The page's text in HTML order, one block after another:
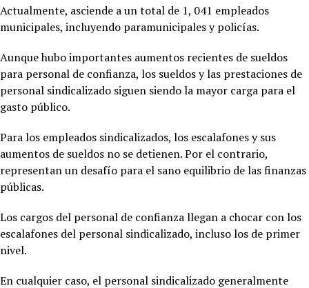
Actualmente, asciende a un total de 1, 041 empleados
municipales, incluyendo paramunicipales y policías.
Aunque hubo importantes aumentos recientes de sueldos
para personal de confianza, los sueldos y las prestaciones de
personal sindicalizado siguen siendo la mayor carga para el
gasto público.
Para los empleados sindicalizados, los escalafones y sus
aumentos de sueldos no se detienen. Por el contrario,
representan un desafío para el sano equilibrio de las finanzas
públicas.
Los cargos del personal de confianza llegan a chocar con los
escalafones del personal sindicalizado, incluso los de primer
nivel.
En cualquier caso, el personal sindicalizado generalmente